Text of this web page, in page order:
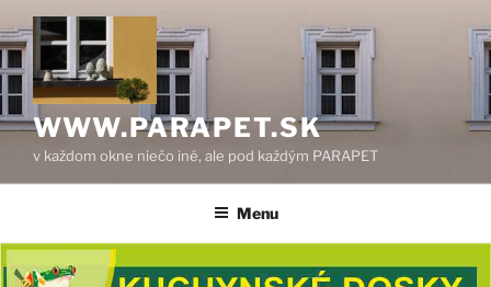
Prejsť
na
obsah
WWW.PARAPET.SK
v každom okne niečo iné, ale pod každým PARAPET
Menu